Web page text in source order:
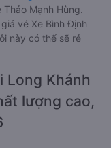
Mạnh Hùng.
vé Xe Bình Định
này có thể sẽ rẻ
Long Khánh
lượng cao,